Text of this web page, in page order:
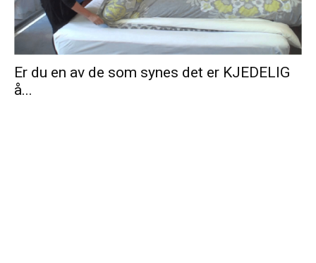
Er du en av de som synes det er KJEDELIG
å...